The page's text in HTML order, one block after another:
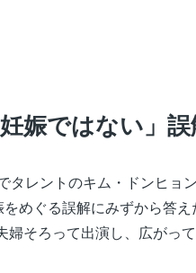
妊娠ではない」
タレントのキム・ドンヒョ
をめぐる誤解にみずから答
婦そろって出演し、広がっ